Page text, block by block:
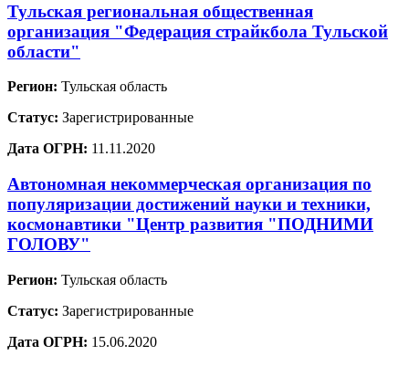
Тульская региональная общественная
организация "Федерация страйкбола Тульской
области"
Регион: Тульская область
Статус: Зарегистрированные
Дата ОГРН: 11.11.2020
Автономная некоммерческая организация по
популяризации достижений науки и техники,
космонавтики "Центр развития "ПОДНИМИ
ГОЛОВУ"
Регион: Тульская область
Статус: Зарегистрированные
Дата ОГРН: 15.06.2020